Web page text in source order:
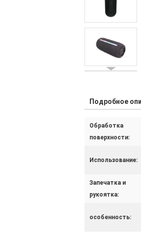
Подробное
Обработка
поверхности:
Использование:
Запечатка и
рукоятка:
особенность: